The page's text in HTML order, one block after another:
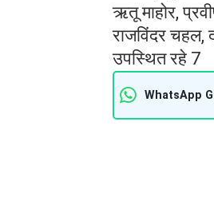
ऋतू माहोर,
राजविंदर चहल,
उपस्थित रहे 7
WhatsApp